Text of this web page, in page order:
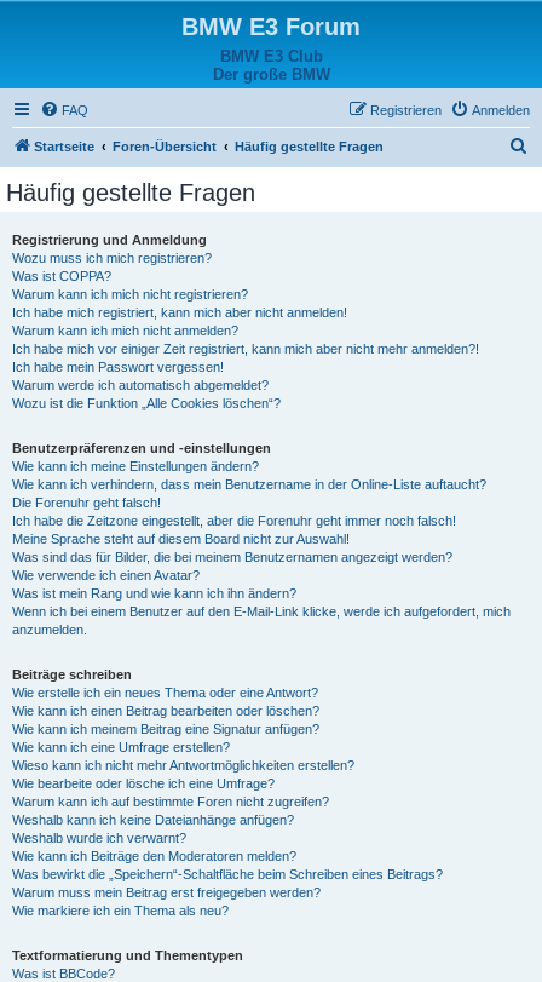
BMW E3 Forum
BMW E3 Club
Der große BMW
FAQ Anmelden
Registrieren
Startseite Foren-Übersicht Häufig gestellte Fragen
Häufig gestellte Fragen
Registrierung und Anmeldung
Wozu muss ich mich registrieren?
Was ist COPPA?
Warum kann ich mich nicht registrieren?
Ich habe mich registriert, kann mich aber nicht anmelden!
Warum kann ich mich nicht anmelden?
Ich habe mich vor einiger Zeit registriert, kann mich aber nicht mehr anmelden?!
Ich habe mein Passwort vergessen!
Warum werde ich automatisch abgemeldet?
Wozu ist die Funktion „Alle Cookies löschen“?
Benutzerpräferenzen und -einstellungen
Wie kann ich meine Einstellungen ändern?
Wie kann ich verhindern, dass mein Benutzername in der Online-Liste auftaucht?
Die Forenuhr geht falsch!
Ich habe die Zeitzone eingestellt, aber die Forenuhr geht immer noch falsch!
Meine Sprache steht auf diesem Board nicht zur Auswahl!
Was sind das für Bilder, die bei meinem Benutzernamen angezeigt werden?
Wie verwende ich einen Avatar?
Was ist mein Rang und wie kann ich ihn ändern?
Wenn ich bei einem Benutzer auf den E-Mail-Link klicke, werde ich aufgefordert, mich
anzumelden.
Beiträge schreiben
Wie erstelle ich ein neues Thema oder eine Antwort?
Wie kann ich einen Beitrag bearbeiten oder löschen?
Wie kann ich meinem Beitrag eine Signatur anfügen?
Wie kann ich eine Umfrage erstellen?
Wieso kann ich nicht mehr Antwortmöglichkeiten erstellen?
Wie bearbeite oder lösche ich eine Umfrage?
Warum kann ich auf bestimmte Foren nicht zugreifen?
Weshalb kann ich keine Dateianhänge anfügen?
Weshalb wurde ich verwarnt?
Wie kann ich Beiträge den Moderatoren melden?
Was bewirkt die „Speichern“-Schaltfläche beim Schreiben eines Beitrags?
Warum muss mein Beitrag erst freigegeben werden?
Wie markiere ich ein Thema als neu?
Textformatierung und Thementypen
Was ist BBCode?